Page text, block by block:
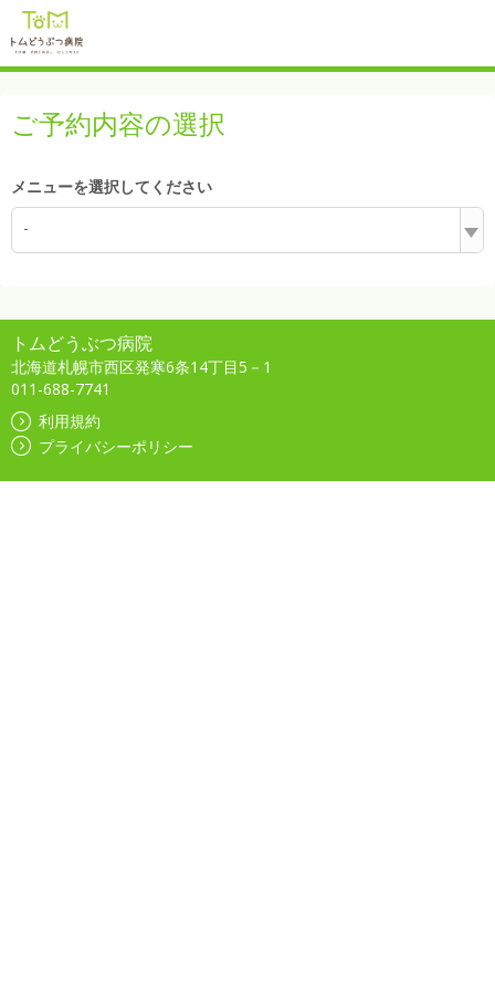
ご予約内容の選択
メニューを選択してください
-
トムどうぶつ病院
北海道札幌市西区発寒6条14丁目5－1
011-688-7741
利用規約
プライバシーポリシー